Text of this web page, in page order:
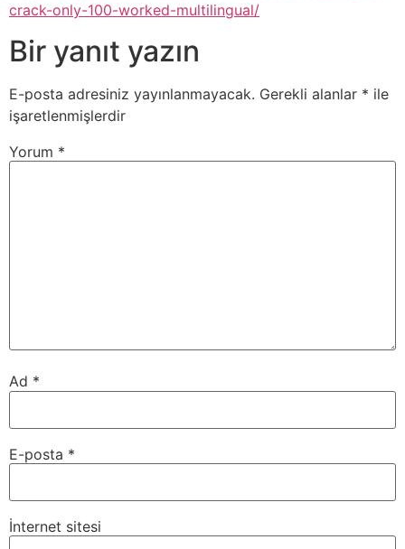
crack-only-100-worked-multilingual/
Bir yanıt yazın
E-posta adresiniz yayınlanmayacak. Gerekli alanlar * ile
işaretlenmişlerdir
Yorum *
Ad *
E-posta *
İnternet sitesi